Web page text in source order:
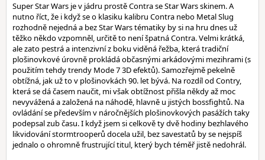
Super Star Wars je v jádru prostě Contra se Star Wars skinem. A
nutno říct, že i když se o klasiku kalibru Contra nebo Metal Slug
rozhodně nejedná a bez Star Wars tématiky by si na hru dnes už
těžko někdo vzpomněl, určitě to není špatná Contra. Velmi krátká,
ale zato pestrá a intenzivní z boku viděná řežba, která tradiční
plošinovkové úrovně prokládá občasnými arkádovými mezihrami (s
použitím tehdy trendy Mode 7 3D efektů). Samozřejmě pekelně
obtížná, jak už to v plošinovkách 90. let bývá. Na rozdíl od Contry,
která se dá časem naučit, mi však obtížnost přišla někdy až moc
nevyvážená a založená na náhodě, hlavně u jistých bossfightů. Na
ovládání se především v náročnějších plošinovkových pasážích taky
podepsal zub času. I když jsem si celkově ty dvě hodiny bezhlavého
likvidování stormtrooperů docela užil, bez savestatů by se nejspíš
jednalo o ohromně frustrující titul, který bych téměř jistě nedohrál.